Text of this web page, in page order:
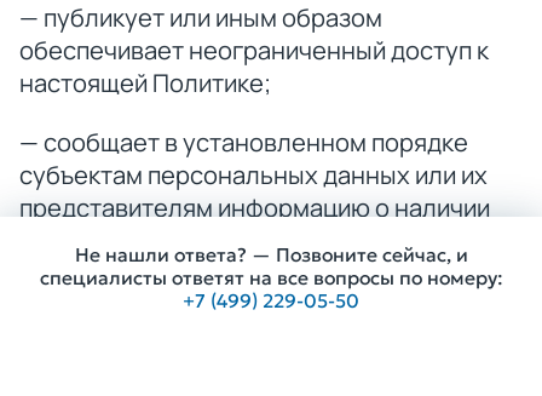
— публикует или иным образом
обеспечивает неограниченный доступ к
настоящей Политике;
— сообщает в установленном порядке
субъектам персональных данных или их
представителям информацию о наличии
персональных данных, относящихся к
соответствующим субъектам,
предоставляет возможность
Не нашли ответа? — Позвоните сейчас, и
специалисты ответят на все вопросы по номеру:
+7 (499) 229-05-50